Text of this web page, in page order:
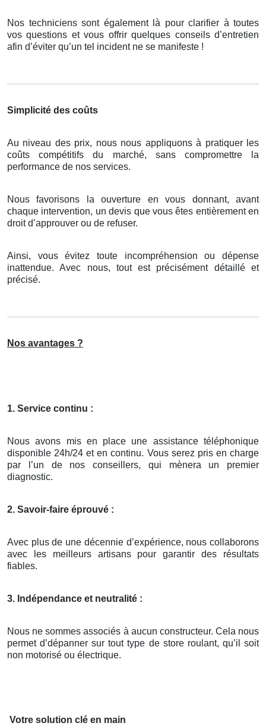
Nos techniciens sont également là pour clarifier à toutes
vos questions et vous offrir quelques conseils d’entretien
afin d’éviter qu’un tel incident ne se manifeste !
Simplicité des coûts
Au niveau des prix, nous nous appliquons à pratiquer les
coûts compétitifs du marché, sans compromettre la
performance de nos services.
Nous favorisons la ouverture en vous donnant, avant
chaque intervention, un devis que vous êtes entièrement en
droit d’approuver ou de refuser.
Ainsi, vous évitez toute incompréhension ou dépense
inattendue. Avec nous, tout est précisément détaillé et
précisé.
Nos avantages ?
1. Service continu :
Nous avons mis en place une assistance téléphonique
disponible 24h/24 et en continu. Vous serez pris en charge
par l’un de nos conseillers, qui mènera un premier
diagnostic.
2. Savoir-faire éprouvé :
Avec plus de une décennie d’expérience, nous collaborons
avec les meilleurs artisans pour garantir des résultats
fiables.
3. Indépendance et neutralité :
Nous ne sommes associés à aucun constructeur. Cela nous
permet d’dépanner sur tout type de store roulant, qu’il soit
non motorisé ou électrique.
Votre solution clé en main